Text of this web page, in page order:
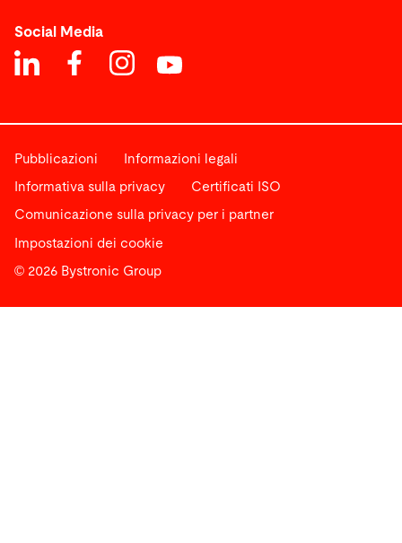
Social Media
Pubblicazioni Informazioni legali
Informativa sulla privacy Certificati ISO
Comunicazione sulla privacy per i partner
Impostazioni dei cookie
© 2026 Bystronic Group